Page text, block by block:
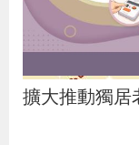
線
辦
擴大推動獨居